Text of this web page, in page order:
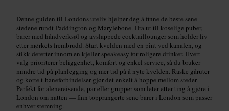
Denne guiden til Londons uteliv hjelper deg å finne de beste sene
stedene rundt Paddington og Marylebone. Dra ut til koselige puber,
barer med håndverksøl og avslappede cocktaillounger som holder liv
etter mørkets frembrudd. Start kvelden med en pint ved kanalen, og
stikk deretter innom en kjeller-speakeasy for roligere drinker. Hvert
valg prioriterer beliggenhet, komfort og enkel service, så du bruker
mindre tid på planlegging og mer tid på å nyte kvelden. Raske gåruter
og korte t-baneforbindelser gjør det enkelt å hoppe mellom steder.
Perfekt for alenereisende, par eller grupper som leter etter ting å gjøre i
London om natten — finn topprangerte sene barer i London som passer
enhver stemning.